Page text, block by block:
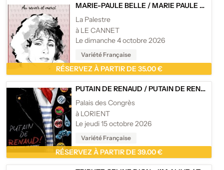
MARIE-PAULE BELLE /MARIE PAULE BELLE - AU REVOIR ET MERCI - RÉCITAL
La Palestre
à LE CANNET
Le dimanche 4 octobre 2026
Variété Française
RÉSERVEZ À PARTIR DE 35.00 €
PUTAIN DE RENAUD /PUTAIN DE RENAUD - PAS UN HOMMAGE, UNE RÉVÉRENCE !
Palais des Congrès
à LORIENT
Le jeudi 15 octobre 2026
Variété Française
RÉSERVEZ À PARTIR DE 39.00 €